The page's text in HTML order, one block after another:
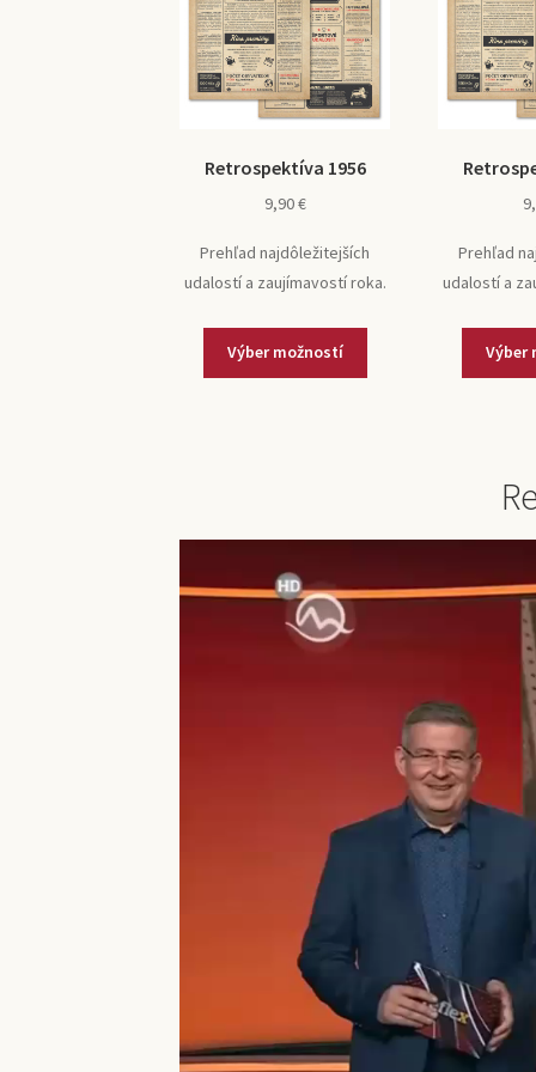
Retrospektíva 1956
9,90€
Prehľad najdôležitejších
udalostí a zaujímavostí roka.
Výber možností
Prehľad
udalostí a
Výber